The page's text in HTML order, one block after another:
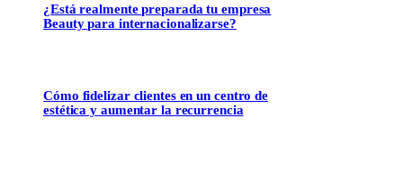
¿Está realmente preparada tu empresa
Beauty para internacionalizarse?
Cómo fidelizar clientes en un centro de
estética y aumentar la recurrencia